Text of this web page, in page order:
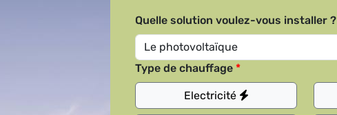
Quelle solution voulez-vous installer ?
Type de chauffage
Electricité